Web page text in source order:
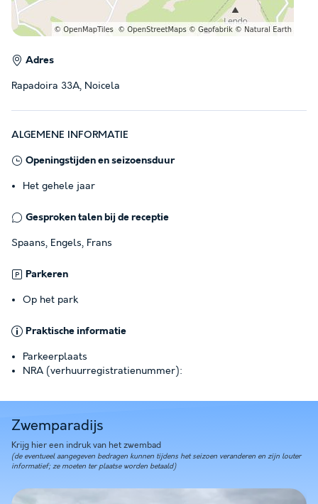
Adres
Rapadoira 33A, Noicela
ALGEMENE INFORMATIE
Openingstijden en seizoensduur
Het gehele jaar
Gesproken talen bij de receptie
Spaans, Engels, Frans
Parkeren
Op het park
Praktische informatie
Parkeerplaats
NRA (verhuurregistratienummer):
Zwemparadijs
Krijg hier een indruk van het zwembad
(de eventueel aangegeven bedragen kunnen tijdens het seizoen veranderen en zijn louter
informatief; ze moeten ter plaatse worden betaald)